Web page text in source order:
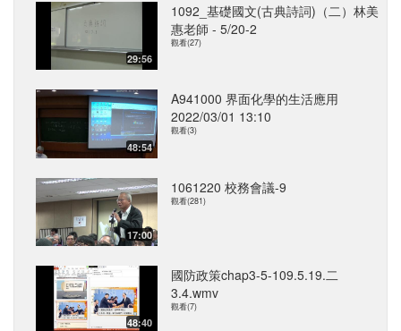
29:56
1092_基礎國文(古典詩詞)（二）林美
惠老師 - 5/20-2
觀看(27)
48:54
A941000 界面化學的生活應用
2022/03/01 13:10
觀看(3)
17:00
1061220 校務會議-9
觀看(281)
48:40
國防政策chap3-5-109.5.19.二
3.4.wmv
觀看(7)